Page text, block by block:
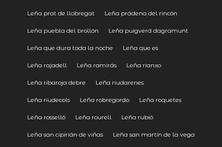
Leña prat de llobregat Leña prádena del rincón
Leña puebla del brollón Leña puigverd dagramunt
Leña que dura toda la noche Leña que es
Leña rajadell Leña ramirás Leña rianxo
Leña ribaroja debre Leña riudarenes
Leña riudecols Leña robregordo Leña roquetes
Leña rosselló Leña rourell Leña rubió
Leña san cipirián de viñas Leña san martín de la vega